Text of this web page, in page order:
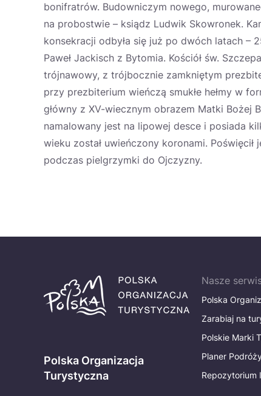
bonifratrów. Budowniczym nowego,
na probostwie – ksiądz Ludwik Skowronek.
konsekracji odbyła się już po dwóch latach –
Paweł Jackisch z Bytomia. Kościół św.
trójnawowy, z trójbocznie zamkniętym
przy prezbiterium wieńczą smukłe hełmy w
główny z XV-wiecznym obrazem Matki Bożej
namalowany jest na lipowej desce i posiada
wieku został uwieńczony koronami. Poświęcił
podczas pielgrzymki do Ojczyzny.
Polska Organizacja
Turystyczna
Nasze
Polska
Zarabiaj na
Polskie Marki
Planer
Repozytorium